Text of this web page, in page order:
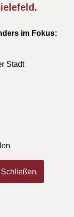
im Fokus:
Stadt
Schließen